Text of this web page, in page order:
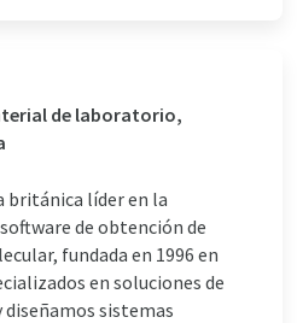
de laboratorio,
británica líder en la
de obtención de
fundada en 1996 en
en soluciones de
sistemas